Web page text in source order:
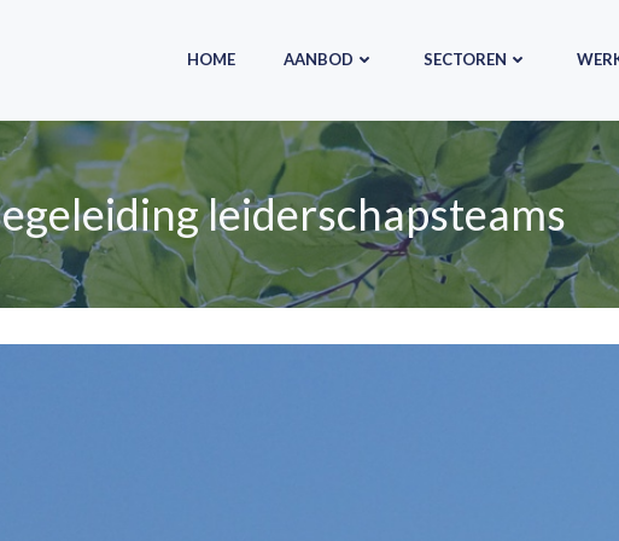
HOME AANBOD SECTOREN
leiderschapsteams